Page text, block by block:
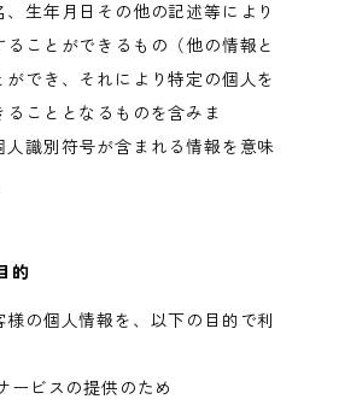
生年月日その他の記述等により
ことができるもの（他の情報と
でき、それにより特定の個人を
こととなるものを含みま
識別符号が含まれる情報を意味
的
の個人情報を、以下の目的で利
ービスの提供のため